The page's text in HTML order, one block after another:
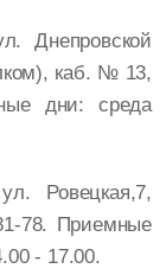
Днепровской
каб. № 13,
дни: среда
Ровецкая,7,
78. Приемные
- 17.00.